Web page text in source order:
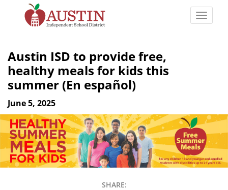
Austin
Independent
School
District
Toggle
Austin ISD to provide free,
healthy meals for kids this
summer (En español)
June 5, 2025
SHARE: